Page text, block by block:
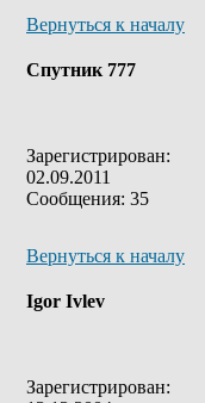
Вернуться к началу
Спутник 777
Зарегистрирован:
02.09.2011
Сообщения: 35
Вернуться к началу
Igor Ivlev
Зарегистрирован: